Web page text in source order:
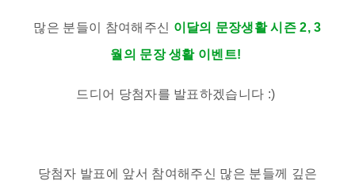
많은 분들이 참여해주신 이달의 문장생활 시즌 2, 3
월의 문장 생활 이벤트!
드디어 당첨자를 발표하겠습니다 :)
당첨자 발표에 앞서 참여해주신 많은 분들께 깊은